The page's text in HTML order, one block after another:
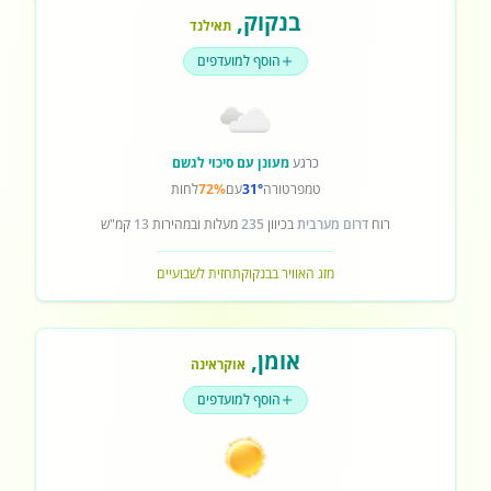
בנקוק, תאילנד
הוסף למועדפים
כרגעמעונן עם סיכוי לגשם
טמפרטורה31°עם72%לחות
רוח דרום מערביתבכיוון 235מעלות ובמהירות 13 קמ"ש
מזג האוויר בבנקוקתחזית לשבועיים
אומן, אוקראינה
הוסף למועדפים